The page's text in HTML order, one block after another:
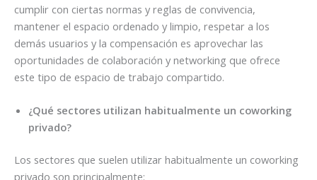
cumplir con ciertas normas y reglas de convivencia,
mantener el espacio ordenado y limpio, respetar a los
demás usuarios y la compensación es aprovechar las
oportunidades de colaboración y networking que ofrece
este tipo de espacio de trabajo compartido.
¿Qué sectores utilizan habitualmente un coworking
privado?
Los sectores que suelen utilizar habitualmente un coworking
privado son principalmente: